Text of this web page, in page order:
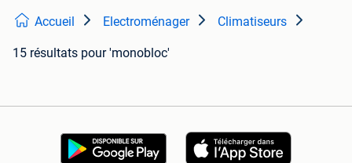
Accueil Electroménager Climatiseurs
15 résultats pour 'monobloc'